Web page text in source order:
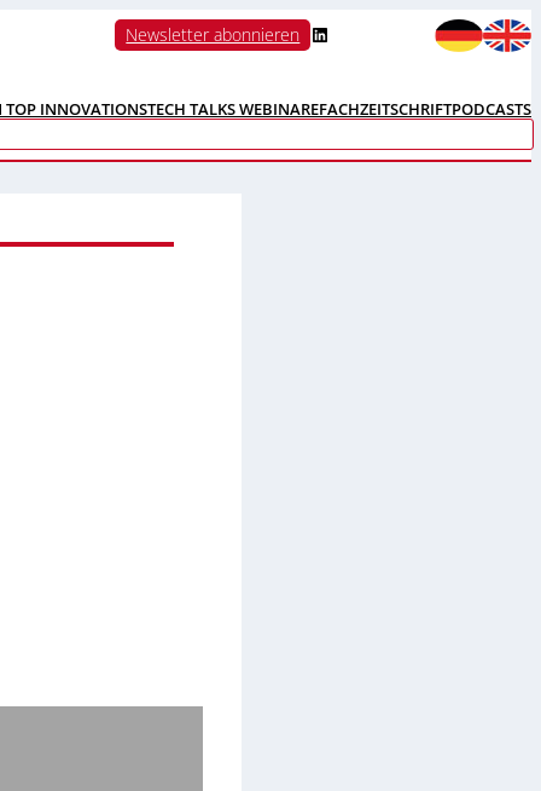
Newsletter abonnieren LinkedIn
TOP INNOVATIONSTECH TALKS WEBINAREFACHZEITSCHRIFTPODCASTS